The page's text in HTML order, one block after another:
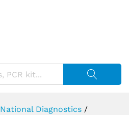
National Diagnostics /